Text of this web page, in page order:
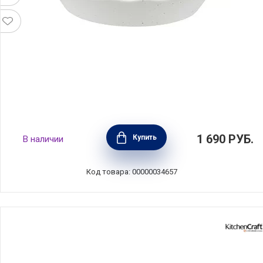
Форма для пирога круглая Speckle 25 см,
фарфор, цвет молочный в крапинку, Maxwell
& Williams, MW451-IA0330
В наличии Купить 1 690 РУБ.
Код товара: 00000034657